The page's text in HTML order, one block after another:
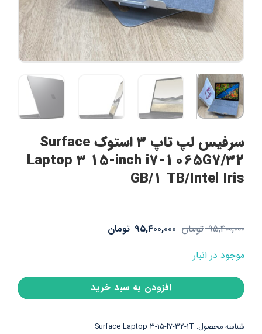
سرفیس لپ تاپ 3 استوک Surface
Laptop 3 15-inch i7-1065G7/32
GB/1 TB/Intel Iris
۹۵,۴۰۰,۰۰۰ تومان قیمت
اصلی:
۹۵,۴۰۰,۰۰۰ تومانقیمت
فعلی:
موجود در انبار
افزودن به سبد خرید
شناسه محصول: Surface Laptop 3-15-I7-32-1T